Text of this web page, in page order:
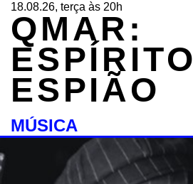
18.08.26, terça às 20h
QMAR:
ESPÍRITO
ESPIÃO
MÚSICA